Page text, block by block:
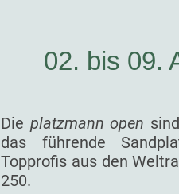
02. bis 09.
Die platzmann open
das führende
Topprofis aus den
250.